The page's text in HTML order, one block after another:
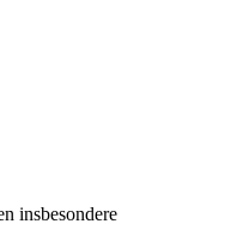
insbesondere